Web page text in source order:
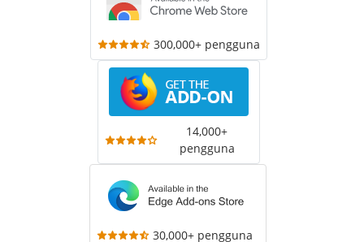
300,000+ pengguna
14,000+
pengguna
30,000+ pengguna